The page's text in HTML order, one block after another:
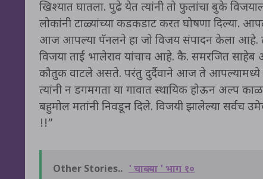
खिश्यात घातला. पुढे येत त्यांनी तो फुलांचा बुके
लोकांनी टाळ्यांच्या कडकडाट करत घोषणा दिल्या.
आज आपल्या पॅनलने हा जो विजय संपादन केला आहे.
विजया ताई भालेराव यांचाच आहे. कै. समरजित
कौतुक वाटले असते. परंतु दुर्दैवाने आज ते आपल्यामध्ये
त्यांनी न डगमगता या गावात स्थायिक होऊन अल्प
बहुमोल मतांनी निवडून दिले. विजयी झालेल्या सर्वच
!!”
Other Stories.. ' चाबऱ्या ' भाग १०